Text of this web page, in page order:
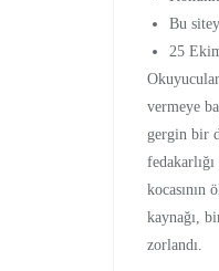
Bu
25
vermeye
gergin bir
kocasının
kaynağı,
zorlandı.